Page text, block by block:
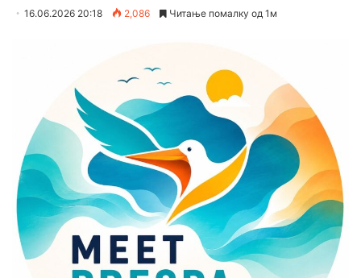
16.06.2026 20:18 2,086 Читање помалку од 1м